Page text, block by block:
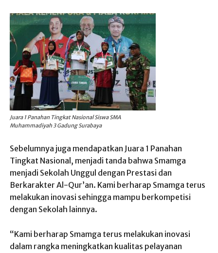
Juara 1 Panahan Tingkat Nasional Siswa SMA
Muhammadiyah 3 Gadung Surabaya
Sebelumnya juga mendapatkan Juara 1 Panahan
Tingkat Nasional, menjadi tanda bahwa Smamga
menjadi Sekolah Unggul dengan Prestasi dan
Berkarakter Al-Qur’an. Kami berharap Smamga terus
melakukan inovasi sehingga mampu berkompetisi
dengan Sekolah lainnya.
“Kami berharap Smamga terus melakukan inovasi
dalam rangka meningkatkan kualitas pelayanan